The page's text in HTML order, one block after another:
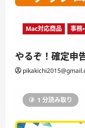
Mac対応商品 事務
やるぞ！確定申
1 分読み取り